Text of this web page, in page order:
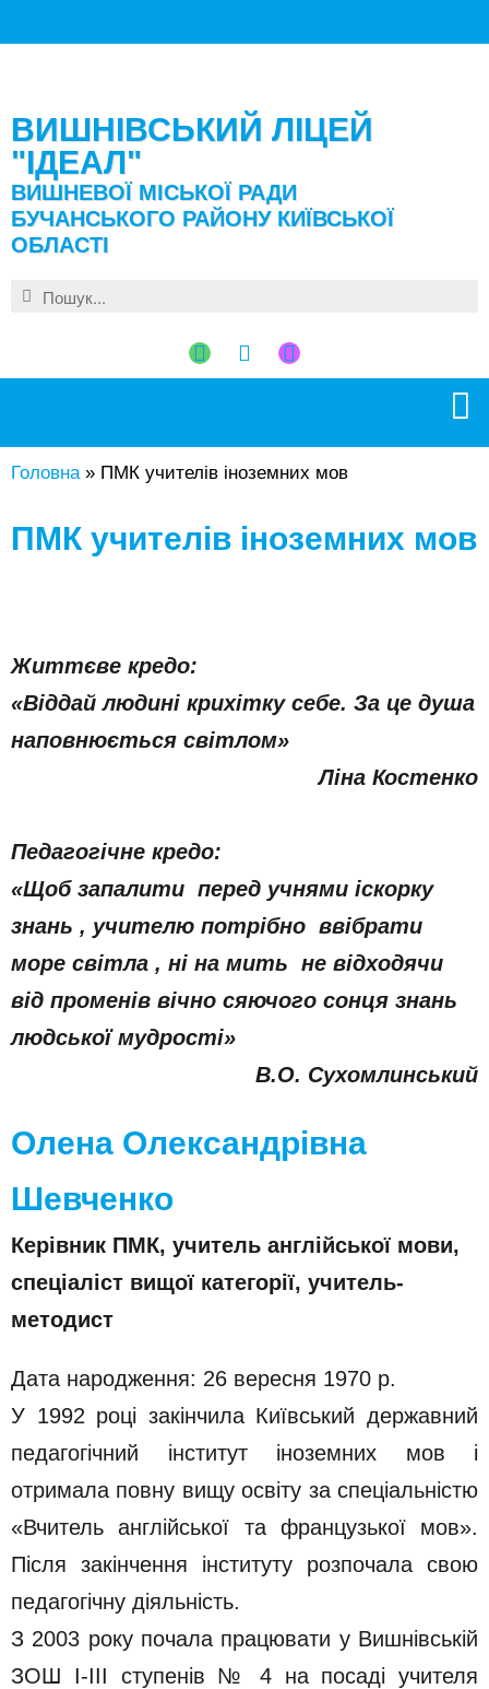
ВИШНІВСЬКИЙ ЛІЦЕЙ
"ІДЕАЛ"
ВИШНЕВОЇ МІСЬКОЇ РАДИ
БУЧАНСЬКОГО РАЙОНУ КИЇВСЬКОЇ
ОБЛАСТІ
Головна» ПМК учителів іноземних мов
ПМК учителів іноземних мов
Життєве кредо:
«Віддай людині крихітку себе. За це душа
наповнюється світлом»
Ліна Костенко
Педагогічне кредо:
«Щоб запалити перед учнями іскорку
знань , учителю потрібно ввібрати
море світла , ні на мить не відходячи
від променів вічно сяючого сонця знань
людської мудрості»
В.О. Сухомлинський
Олена Олександрівна
Шевченко
Керівник ПМК, учитель англійської мови,
спеціаліст вищої категорії, учитель-
методист
Дата народження: 26 вересня 1970 р.
У 1992 році закінчила Київський державний
педагогічний інститут іноземних мов і
отримала повну вищу освіту за спеціальністю
«Вчитель англійської та французької мов».
Після закінчення інституту розпочала свою
педагогічну діяльність.
З 2003 року почала працювати у Вишнівській
ЗОШ I-III ступенів № 4 на посаді учителя